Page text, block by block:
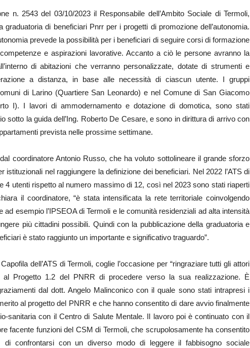
n. 2543 del 03/10/2023 il Responsabile dell’Ambito Sociale di Termoli,
di beneficiari Pnrr per i progetti di promozione dell’autonomia.
prevede la possibilità per i beneficiari di seguire corsi di formazione
e aspirazioni lavorative. Accanto a ciò le persone avranno la
di abitazioni che verranno personalizzate, dotate di strumenti e
a distanza, in base alle necessità di ciascun utente. I gruppi
di Larino (Quartiere San Leonardo) e nel Comune di San Giacomo
I). I lavori di ammodernamento e dotazione di domotica, sono stati
sotto la guida dell’Ing. Roberto De Cesare, e sono in dirittura di arrivo con
prevista nelle prossime settimane.
coordinatore Antonio Russo, che ha voluto sottolineare il grande sforzo
istituzionali nel raggiungere la definizione dei beneficiari. Nel 2022 l’ATS di
4 utenti rispetto al numero massimo di 12, così nel 2023 sono stati riaperti
il coordinatore, “è stata intensificata la rete territoriale coinvolgendo
esempio l’IPSEOA di Termoli e le comunità residenziali ad alta intensità
più cittadini possibili. Quindi con la pubblicazione della graduatoria e
è stato raggiunto un importante e significativo traguardo”.
dell’ATS di Termoli, coglie l’occasione per “ringraziare tutti gli attori
Progetto 1.2 del PNRR di procedere verso la sua realizzazione. È
dal dott. Angelo Malinconico con il quale sono stati intrapresi i
al progetto del PNRR e che hanno consentito di dare avvio finalmente
sanitaria con il Centro di Salute Mentale. Il lavoro poi è continuato con il
facente funzioni del CSM di Termoli, che scrupolosamente ha consentito
di confrontarsi con un diverso modo di leggere il fabbisogno sociale